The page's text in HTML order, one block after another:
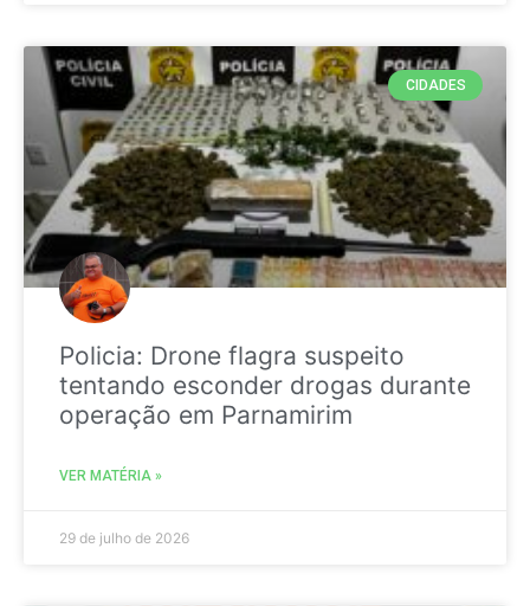
CIDADES
Policia: Drone flagra suspeito
tentando esconder drogas durante
operação em Parnamirim
VER MATÉRIA »
29 de julho de 2026